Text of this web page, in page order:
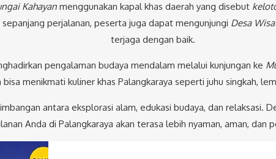
Kahayan menggunakan kapal khas daerah yang disebut
perjalanan, peserta juga dapat mengunjungi Desa
terjaga dengan baik.
pengalaman budaya mendalam melalui kunjungan ke
menikmati kuliner khas Palangkaraya seperti juhu singkah,
antara eksplorasi alam, edukasi budaya, dan relaksasi.
Anda di Palangkaraya akan terasa lebih nyaman, aman, dan